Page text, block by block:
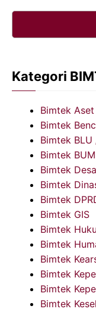
Kategori
Bimtek Aset
Bimtek
Bimtek BLU
Bimtek
Bimtek
Bimtek
Bimtek
Bimtek GIS
Bimtek
Bimtek
Bimtek
Bimtek
Bimtek
Bimtek